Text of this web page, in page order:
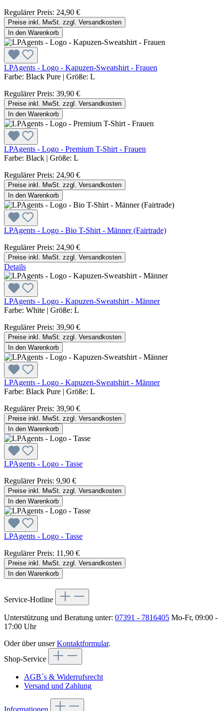
Regulärer Preis: 24,90 €
Preise inkl. MwSt. zzgl. Versandkosten
In den Warenkorb
LPAgents - Logo - Kapuzen-Sweatshirt - Frauen
Farbe: Black Pure | Größe: L
Regulärer Preis: 39,90 €
Preise inkl. MwSt. zzgl. Versandkosten
In den Warenkorb
LPAgents - Logo - Premium T-Shirt - Frauen
Farbe: Black | Größe: L
Regulärer Preis: 24,90 €
Preise inkl. MwSt. zzgl. Versandkosten
In den Warenkorb
LPAgents - Logo - Bio T-Shirt - Männer (Fairtrade)
Regulärer Preis: 24,90 €
Preise inkl. MwSt. zzgl. Versandkosten
Details
LPAgents - Logo - Kapuzen-Sweatshirt - Männer
Farbe: White | Größe: L
Regulärer Preis: 39,90 €
Preise inkl. MwSt. zzgl. Versandkosten
In den Warenkorb
LPAgents - Logo - Kapuzen-Sweatshirt - Männer
Farbe: Black Pure | Größe: L
Regulärer Preis: 39,90 €
Preise inkl. MwSt. zzgl. Versandkosten
In den Warenkorb
LPAgents - Logo - Tasse
Regulärer Preis: 9,90 €
Preise inkl. MwSt. zzgl. Versandkosten
In den Warenkorb
LPAgents - Logo - Tasse
Regulärer Preis: 11,90 €
Preise inkl. MwSt. zzgl. Versandkosten
In den Warenkorb
Service-Hotline
Unterstützung und Beratung unter: 07391 - 7816405 Mo-Fr, 09:00 -
17:00 Uhr
Oder über unserKontaktformular.
Shop-Service
AGB´s & Widerrufsrecht
Versand und Zahlung
Informationen